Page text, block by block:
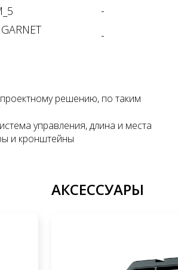
-
-
решению, по таким
управления, длина и места
и кронштейны
АКСЕССУАРЫ